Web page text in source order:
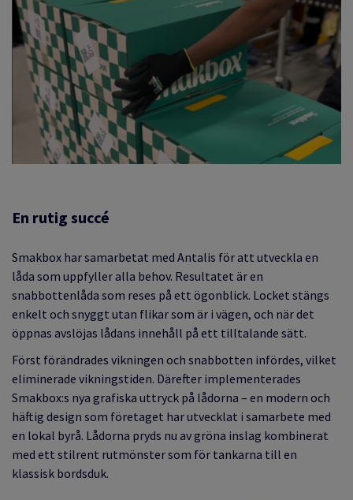
En rutig succé
Smakbox har samarbetat med Antalis för att utveckla en
låda som uppfyller alla behov. Resultatet är en
snabbottenlåda som reses på ett ögonblick. Locket stängs
enkelt och snyggt utan flikar som är i vägen, och när det
öppnas avslöjas lådans innehåll på ett tilltalande sätt.
Först förändrades vikningen och snabbotten infördes, vilket
eliminerade vikningstiden. Därefter implementerades
Smakbox:s nya grafiska uttryck på lådorna – en modern och
häftig design som företaget har utvecklat i samarbete med
en lokal byrå. Lådorna pryds nu av gröna inslag kombinerat
med ett stilrent rutmönster som för tankarna till en
klassisk bordsduk.